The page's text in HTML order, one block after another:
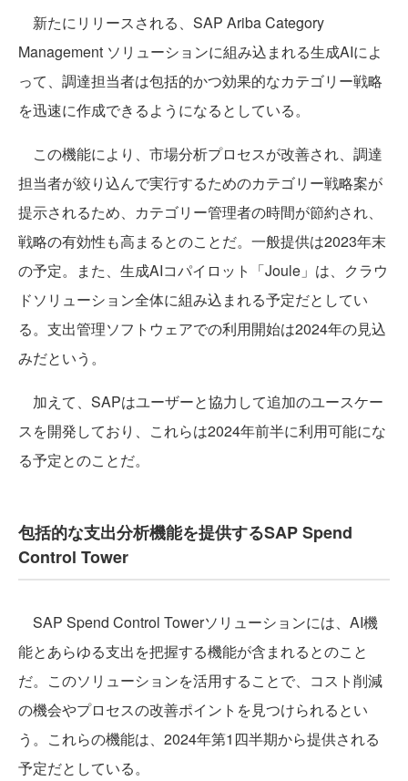
新たにリリースされる、SAP Ariba Category
Management ソリューションに組み込まれる生成AIによ
って、調達担当者は包括的かつ効果的なカテゴリー戦略
を迅速に作成できるようになるとしている。
この機能により、市場分析プロセスが改善され、調達
担当者が絞り込んで実行するためのカテゴリー戦略案が
提示されるため、カテゴリー管理者の時間が節約され、
戦略の有効性も高まるとのことだ。一般提供は2023年末
の予定。また、生成AIコパイロット「Joule」は、クラウ
ドソリューション全体に組み込まれる予定だとしてい
る。支出管理ソフトウェアでの利用開始は2024年の見込
みだという。
加えて、SAPはユーザーと協力して追加のユースケー
スを開発しており、これらは2024年前半に利用可能にな
る予定とのことだ。
包括的な支出分析機能を提供するSAP Spend
Control Tower
SAP Spend Control Towerソリューションには、AI機
能とあらゆる支出を把握する機能が含まれるとのこと
だ。このソリューションを活用することで、コスト削減
の機会やプロセスの改善ポイントを見つけられるとい
う。これらの機能は、2024年第1四半期から提供される
予定だとしている。